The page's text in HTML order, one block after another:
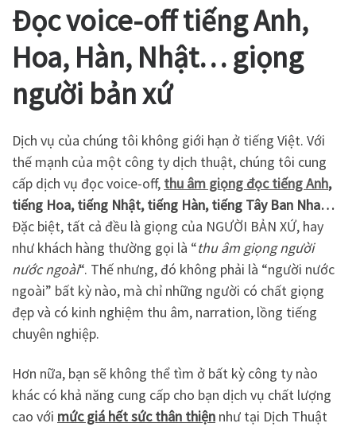
Đọc voice-off tiếng Anh,
Hoa, Hàn, Nhật… giọng
người bản xứ
Dịch vụ của chúng tôi không giới hạn ở tiếng Việt. Với
thế mạnh của một công ty dịch thuật, chúng tôi cung
cấp dịch vụ đọc voice-off, thu âm giọng đọc tiếng Anh,
tiếng Hoa, tiếng Nhật, tiếng Hàn, tiếng Tây Ban Nha…
Đặc biệt, tất cả đều là giọng của NGƯỜI BẢN XỨ, hay
như khách hàng thường gọi là “thu âm giọng người
nước ngoài“. Thế nhưng, đó không phải là “người nước
ngoài” bất kỳ nào, mà chỉ những người có chất giọng
đẹp và có kinh nghiệm thu âm, narration, lồng tiếng
chuyên nghiệp.
Hơn nữa, bạn sẽ không thể tìm ở bất kỳ công ty nào
khác có khả năng cung cấp cho bạn dịch vụ chất lượng
cao với mức giá hết sức thân thiện như tại Dịch Thuật